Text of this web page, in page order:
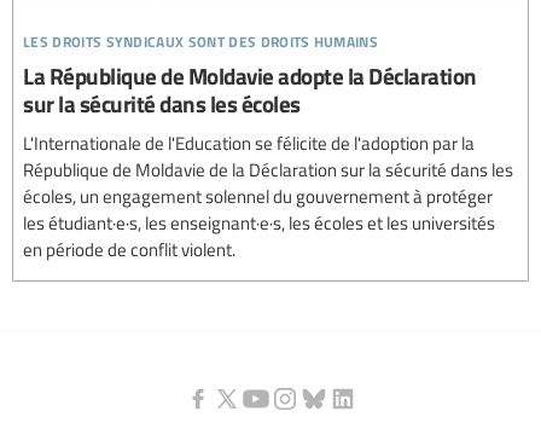
les droits syndicaux sont des droits humains
La République de Moldavie adopte la Déclaration
sur la sécurité dans les écoles
L'Internationale de l'Education se félicite de l'adoption par la
République de Moldavie de la Déclaration sur la sécurité dans les
écoles, un engagement solennel du gouvernement à protéger
les étudiant·e·s, les enseignant·e·s, les écoles et les universités
en période de conflit violent.